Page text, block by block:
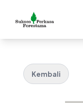
Kembali